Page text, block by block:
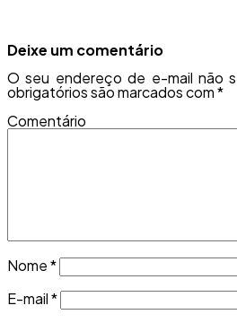
Deixe um comentário
O seu endereço de e-mail não
obrigatórios são marcados com*
Nome*
E-mail*